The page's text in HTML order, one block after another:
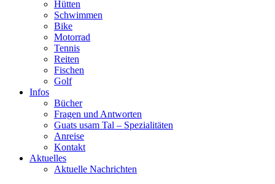
Hütten
Schwimmen
Bike
Motorrad
Tennis
Reiten
Fischen
Golf
Infos
Bücher
Fragen und Antworten
Guats usam Tal – Spezialitäten
Anreise
Kontakt
Aktuelles
Aktuelle Nachrichten